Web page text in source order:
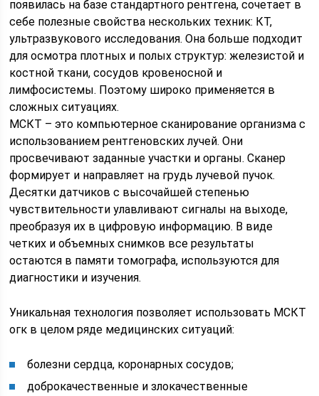
появилась на базе стандартного рентгена, сочетает в
себе полезные свойства нескольких техник: КТ,
ультразвукового исследования. Она больше подходит
для осмотра плотных и полых структур: железистой и
костной ткани, сосудов кровеносной и
лимфосистемы. Поэтому широко применяется в
сложных ситуациях.
МСКТ – это компьютерное сканирование организма с
использованием рентгеновских лучей. Они
просвечивают заданные участки и органы. Сканер
формирует и направляет на грудь лучевой пучок.
Десятки датчиков с высочайшей степенью
чувствительности улавливают сигналы на выходе,
преобразуя их в цифровую информацию. В виде
четких и объемных снимков все результаты
остаются в памяти томографа, используются для
диагностики и изучения.
Уникальная технология позволяет использовать МСКТ
огк в целом ряде медицинских ситуаций:
болезни сердца, коронарных сосудов;
доброкачественные и злокачественные